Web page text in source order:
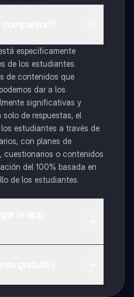
específicamente
de los estudiantes.
de contenidos que
dar a los
significativas y
de respuestas, el
estudiantes a través de
con planes de
cuestionarios o contenidos
del 100% basada en
de los estudiantes.